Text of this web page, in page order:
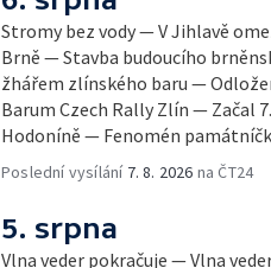
Stromy bez vody — V Jihlavě
Brně — Stavba budoucího
žhářem zlínského baru —
Barum Czech Rally Zlín — Začal
Hodoníně — Fenomén
Poslední vysílání 7. 8. 2026 na ČT24
5. srpna
Vlna veder pokračuje — Vlna